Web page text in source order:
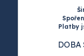
Platby
DOBA